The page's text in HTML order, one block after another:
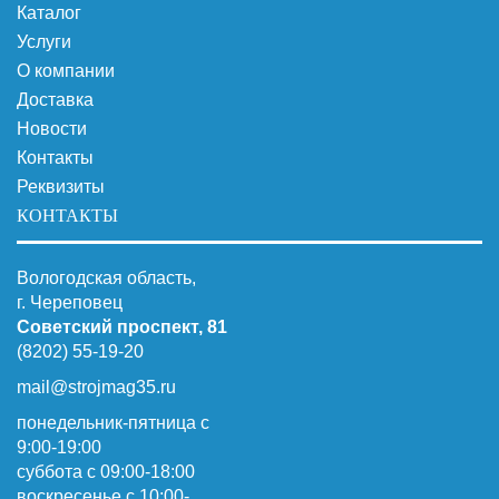
Каталог
Услуги
О компании
Доставка
Новости
Контакты
Реквизиты
КОНТАКТЫ
Вологодская область,
г. Череповец
Советский проспект, 81
(8202) 55-19-20
mail@strojmag35.ru
понедельник-пятница с
9:00-19:00
суббота c 09:00-18:00